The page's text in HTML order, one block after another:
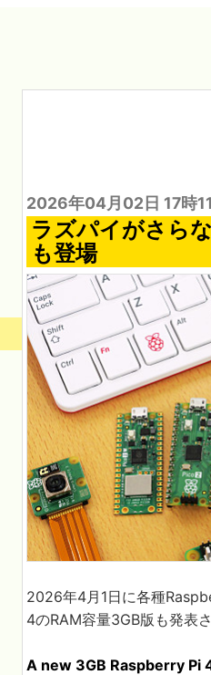
2026年04月02日 17時
ラズパイがさら
も登場
2026年4月1日に各種
4のRAM容量3GB版も発表
A new 3GB Raspberry